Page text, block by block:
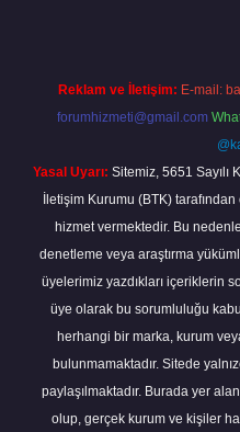
Reklam ve İletişim: E-mail:
forumhizmeti@gmail.com
Yasal Uyarı: Sitemiz, 5651 Sayılı
İletişim Kurumu (BTK)
hizmet vermektedir. Bu
denetleme veya araştırma
üyelerimiz yazdıkları içeriklerin
üye olarak bu sorumluluğu
herhangi bir marka, kurum
bulunmamaktadır. Sitede
paylaşılmaktadır. Burada yer
olup, gerçek kurum ve kişiler